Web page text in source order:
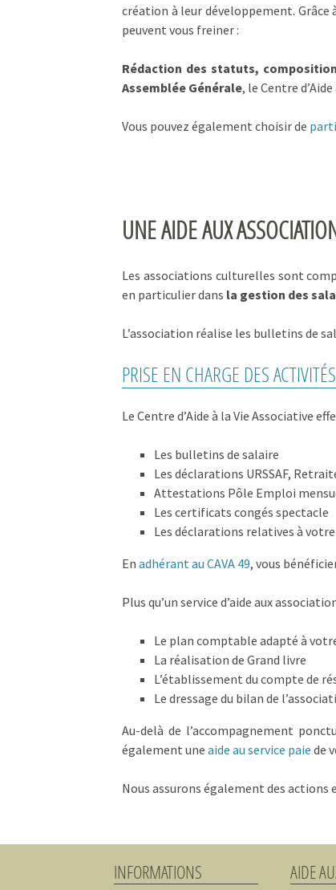
création à leur développement. Grâce
peuvent vous freiner :
Rédaction des statuts,
Assemblée Générale, le Centre
Vous pouvez également choisir de
UNE AIDE AUX
Les associations culturelles sont
en particulier dans la gestion des
L’association réalise les bulletins de
PRISE EN CHARGE DES
Le Centre d’Aide à la Vie Associative
Les bulletins de salaire
Les déclarations URSSAF,
Attestations Pôle Emploi
Les certificats congés spectacle
Les déclarations relatives à votre
En adhérant au CAVA 49, vous
Plus qu’un service d’aide aux
Le plan comptable adapté à
La réalisation de Grand livre
L’établissement du compte de
Le dressage du bilan de
Au-delà de l’accompagnement
également une aide au service paie de
Nous assurons également des actions
INFORMATIONS AIDE